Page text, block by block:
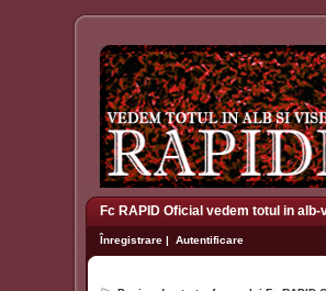
Fc RAPID Oficial vedem totul in
Înregistrare | Autentificare